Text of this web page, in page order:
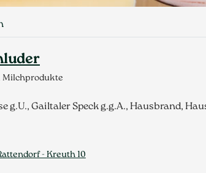
Milchprodukte
g.U., Gailtaler Speck g.g.A., Hausbrand,
- Kreuth 10